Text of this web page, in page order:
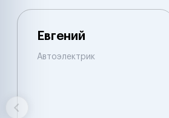
Евгений
Автоэлектрик